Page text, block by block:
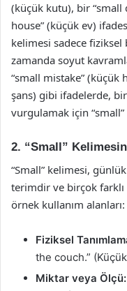
(küçük kutu), bir “small
house” (küçük ev)
kelimesi sadece fiziksel
zamanda soyut
“small mistake” (küçük
şans) gibi ifadelerde,
vurgulamak için
2. “Small”
“Small” kelimesi,
terimdir ve birçok farklı
örnek kullanım alanları:
Fiziksel
the couch.”
Miktar veya Ölçü: